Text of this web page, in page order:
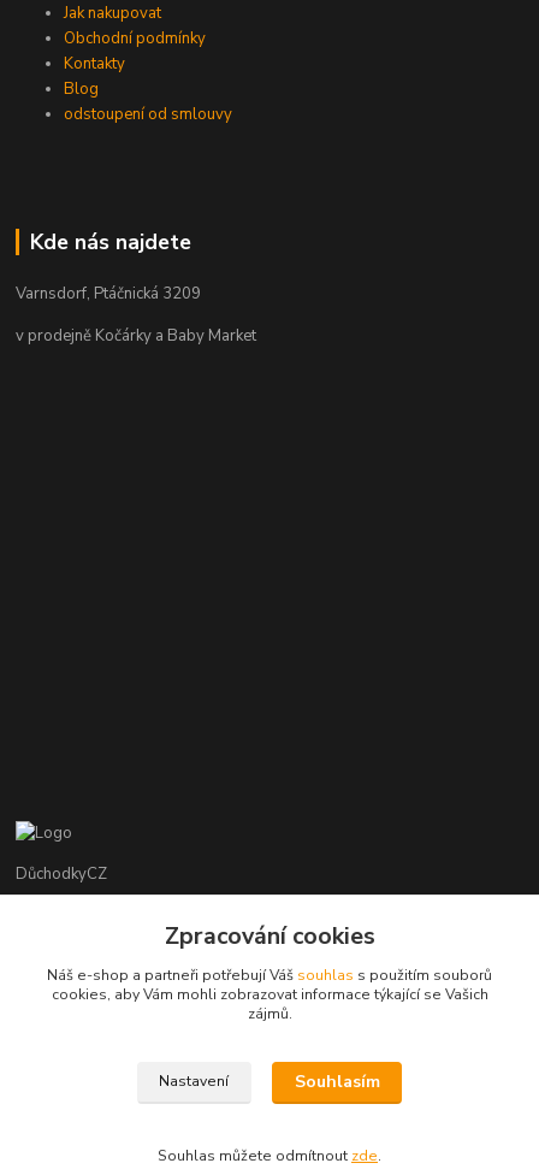
Jak nakupovat
Obchodní podmínky
Kontakty
Blog
odstoupení od smlouvy
Kde nás najdete
Varnsdorf, Ptáčnická 3209
v prodejně Kočárky a Baby Market
DůchodkyCZ
+420 412384749
objednavky@duchodky.cz
Zpracování cookies
Náš e-shop a partneři potřebují Váš souhlas s použitím souborů
cookies, aby Vám mohli zobrazovat informace týkající se Vašich
zájmů.
Nastavení Souhlasím
Souhlas můžete odmítnout zde.